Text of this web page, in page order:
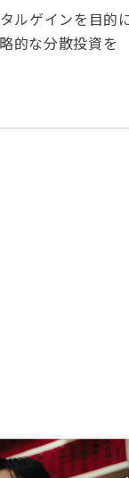
ルゲインを目的
的な分散投資を